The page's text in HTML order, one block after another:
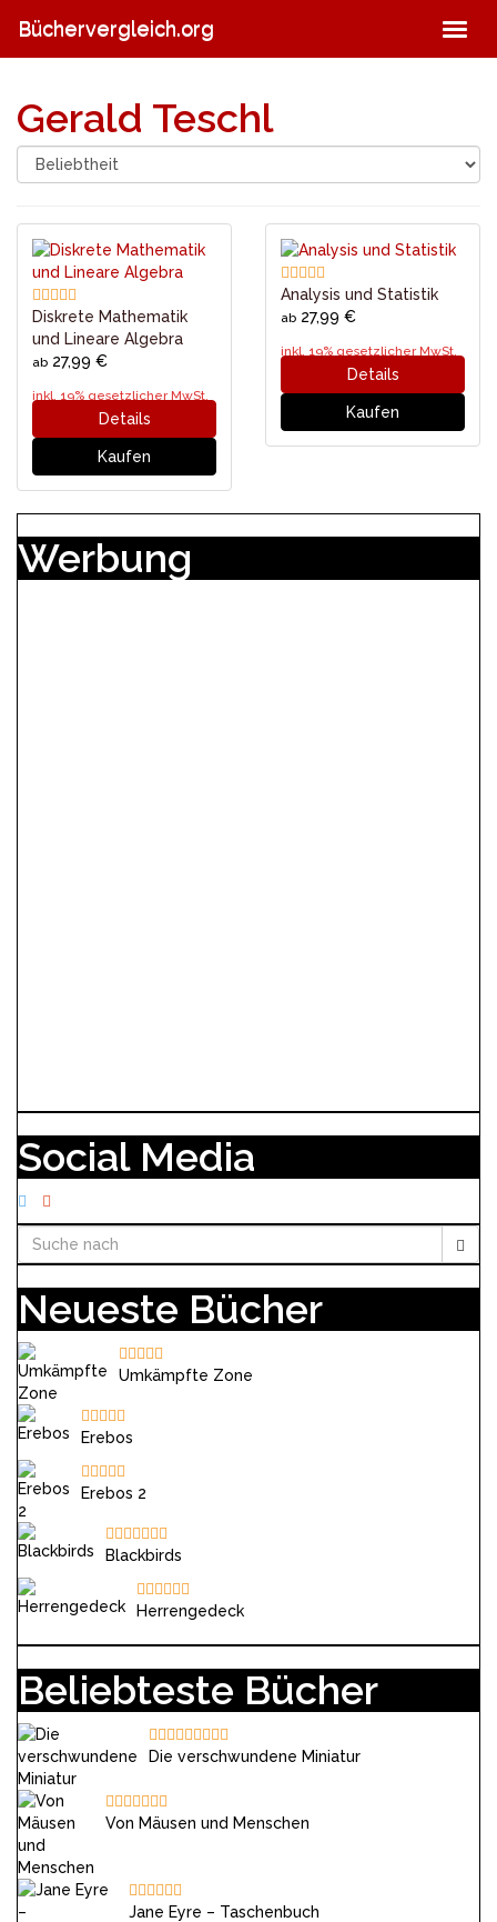
main
Büchervergleich.org
Gerald Teschl
Diskrete Mathematik
und Lineare Algebra
ab 27,99 €
inkl. 19% gesetzlicher MwSt.
Details
Kaufen
Analysis und Statistik
ab 27,99 €
inkl. 19% gesetzlicher MwSt.
Details
Kaufen
Werbung
Social Media
Neueste Bücher
Umkämpfte Zone
Erebos
Erebos 2
Blackbirds
Herrengedeck
Beliebteste Bücher
Die verschwundene Miniatur
Von Mäusen und Menschen
Jane Eyre – Taschenbuch